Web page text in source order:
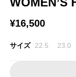
¥16,500
サイズ 22.5 23.0